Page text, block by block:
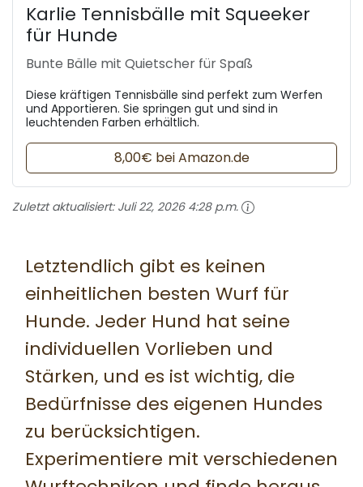
Karlie Tennisbälle mit Squeeker
für Hunde
Bunte Bälle mit Quietscher für Spaß
Diese kräftigen Tennisbälle sind perfekt zum Werfen
und Apportieren. Sie springen gut und sind in
leuchtenden Farben erhältlich.
8,00€ bei Amazon.de
Zuletzt aktualisiert: Juli 22, 2026 4:28 p.m.
Letztendlich gibt es keinen
einheitlichen besten Wurf für
Hunde. Jeder Hund hat seine
individuellen Vorlieben und
Stärken, und es ist wichtig, die
Bedürfnisse des eigenen Hundes
zu berücksichtigen.
Experimentiere mit verschiedenen